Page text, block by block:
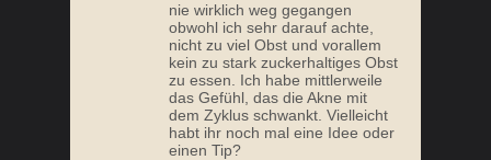
nie wirklich weg gegangen
obwohl ich sehr darauf achte,
nicht zu viel Obst und vorallem
kein zu stark zuckerhaltiges Obst
zu essen. Ich habe mittlerweile
das Gefühl, das die Akne mit
dem Zyklus schwankt. Vielleicht
habt ihr noch mal eine Idee oder
einen Tip?